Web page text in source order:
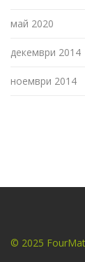
май 2020
декември 2014
ноември 2014
© 2025